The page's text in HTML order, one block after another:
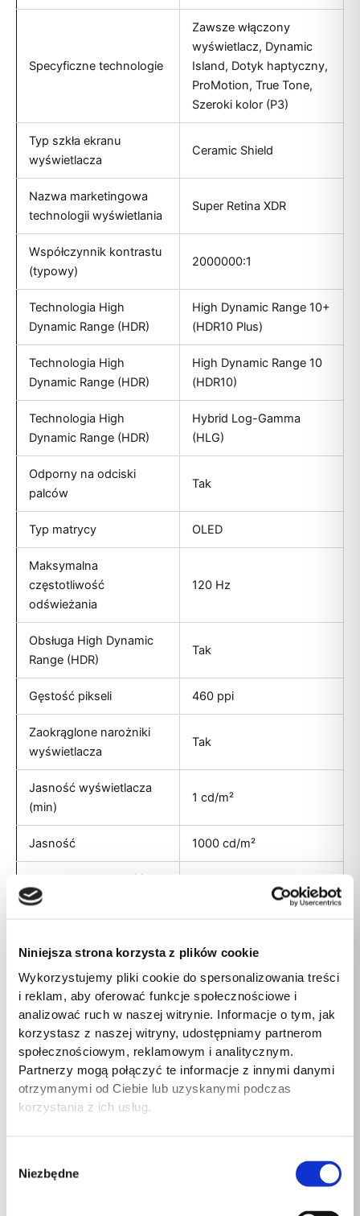
Niniejsza strona korzysta z plików cookie
Wykorzystujemy pliki cookie do spersonalizowania treści
i reklam, aby oferować funkcje społecznościowe i
analizować ruch w naszej witrynie. Informacje o tym, jak
korzystasz z naszej witryny, udostępniamy partnerom
społecznościowym, reklamowym i analitycznym.
Partnerzy mogą połączyć te informacje z innymi danymi
otrzymanymi od Ciebie lub uzyskanymi podczas
korzystania z ich usług.
zgody
Niezbędne
Specyficzne technologie
Zawsze włączony
wyświetlacz, Dynamic
Island, Dotyk haptyczny,
ProMotion, True Tone,
Szeroki kolor (P3)
Typ szkła ekranu
wyświetlacza
Ceramic Shield
Nazwa marketingowa
technologii wyświetlania
Super Retina XDR
Współczynnik kontrastu
(typowy)
2000000:1
Technologia High
Dynamic Range (HDR)
High Dynamic Range 10+
(HDR10 Plus)
Technologia High
Dynamic Range (HDR)
High Dynamic Range 10
(HDR10)
Technologia High
Dynamic Range (HDR)
Hybrid Log-Gamma
(HLG)
Odporny na odciski
palców
Tak
Typ matrycy OLED
Maksymalna
częstotliwość
odświeżania
120 Hz
Obsługa High Dynamic
Range (HDR)
Tak
Gęstość pikseli 460 ppi
Zaokrąglone narożniki
wyświetlacza
Tak
Jasność wyświetlacza
(min)
1 cd/m²
Jasność 1000 cd/m²
Maksymalna jasność
wyświetlacza (HDR)
wyświetlacza (Outdoor)
2000 cd/m²
Powłoka oleofobowa Tak
Obsługiwane systemy
operacyjne Windows
Windows 10
Obsługiwane systemy
operacyjne Windows
Windows 10 Education